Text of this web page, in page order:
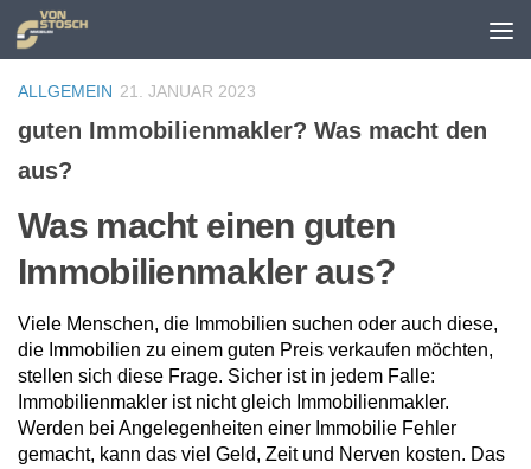
Zum Inhalt springen
ALLGEMEIN 21. JANUAR 2023
guten Immobilienmakler? Was macht den
aus?
Was macht einen guten
Immobilienmakler aus?
Viele Menschen, die Immobilien suchen oder auch diese,
die Immobilien zu einem guten Preis verkaufen möchten,
stellen sich diese Frage. Sicher ist in jedem Falle:
Immobilienmakler ist nicht gleich Immobilienmakler.
Werden bei Angelegenheiten einer Immobilie Fehler
gemacht, kann das viel Geld, Zeit und Nerven kosten. Das